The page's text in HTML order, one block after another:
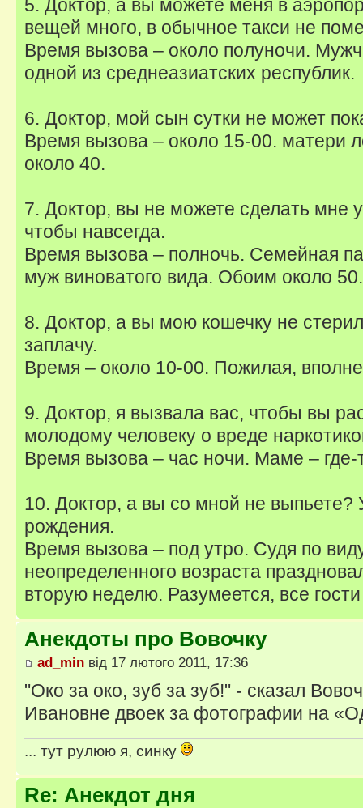
5. Доктор, а вы можете меня в
вещей много, в обычное такси не
Время вызова – около полуночи.
одной из среднеазиатских республик.
6. Доктор, мой сын сутки не может
Время вызова – около 15-00. матери
около 40.
7. Доктор, вы не можете сделать мне
чтобы навсегда.
Время вызова – полночь. Семейная
муж виноватого вида. Обоим около
8. Доктор, а вы мою кошечку не
заплачу.
Время – около 10-00. Пожилая,
9. Доктор, я вызвала вас, чтобы вы
молодому человеку о вреде
Время вызова – час ночи. Маме –
10. Доктор, а вы со мной не выпьете?
рождения.
Время вызова – под утро. Судя по
неопределенного возраста
вторую неделю. Разумеется, все
Анекдоты про Вовочку
ad_min від 17 лютого 2011, 17:36
"Око за око, зуб за зуб!" - сказал
Ивановне двоек за фотографии на
... тут рулюю я, синку
Re: Анекдот дня